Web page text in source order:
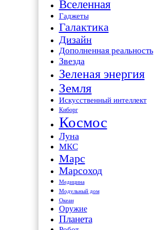
Вселенная
Гаджеты
Галактика
Дизайн
Дополненная реальность
Звезда
Зеленая энергия
Земля
Искусственный интеллект
Киборг
Космос
Луна
МКС
Марс
Марсоход
Медицина
Модульный дом
Океан
Оружие
Планета